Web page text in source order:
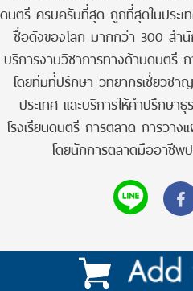
ดนตรี ครบครันที่สุด ถูกที่สุดในประ
ชื่อดังของโลก มากกว่า 300 สำ
บริการงานวิชาการทางด้านดนตรี
โดยทีมที่ปรึกษา วิทยากรเชี่ยวชา
ประเทศ และบริการให้คำปรึกษา
โรงเรียนดนตรี การตลาด การวาง
โดยนักการตลาดมืออาชี
AMP
Communication